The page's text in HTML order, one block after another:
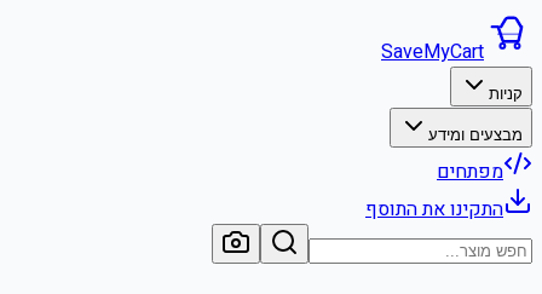
SaveMyCart
קניות
מבצעים ומידע
מפתחים
התקינו את התוסף